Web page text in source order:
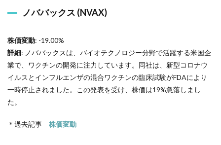
ノババックス (NVAX)
株価変動: -19.00%
詳細: ノババックスは、バイオテクノロジー分野で活躍する米国企
業で、ワクチンの開発に注力しています。同社は、新型コロナウ
イルスとインフルエンザの混合ワクチンの臨床試験がFDAにより
一時停止されました。この発表を受け、株価は19%急落しまし
た。
＊過去記事 株価変動